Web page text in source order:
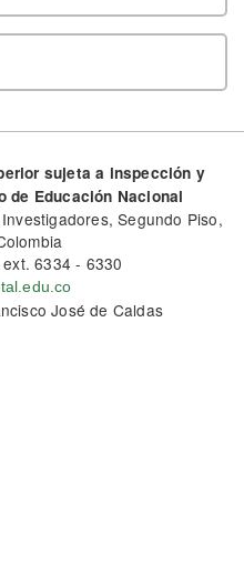
sujeta a inspección y
de Educación Nacional
Segundo Piso,
6334 - 6330
José de Caldas